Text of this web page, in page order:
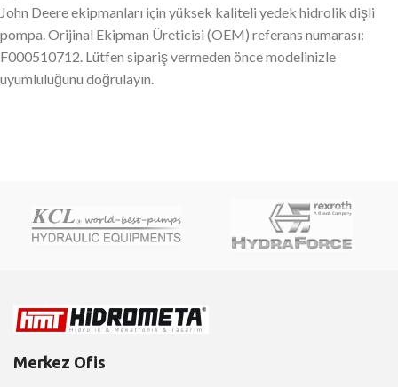
John Deere ekipmanları için yüksek kaliteli yedek hidrolik dişli
pompa. Orijinal Ekipman Üreticisi (OEM) referans numarası:
F000510712. Lütfen sipariş vermeden önce modelinizle
uyumluluğunu doğrulayın.
Merkez Ofis